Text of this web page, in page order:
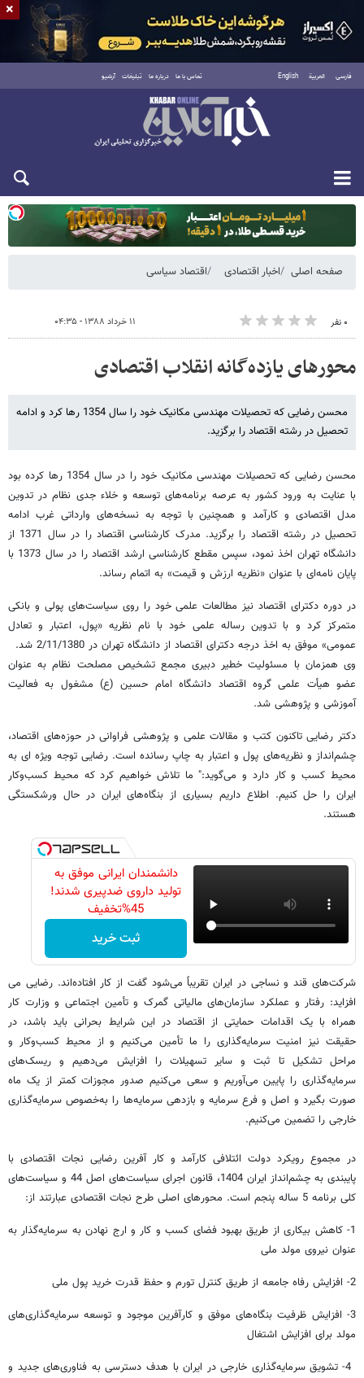
فارسی العربية English تماس با ما درباره ما تبلیغات آرشیو
دوشنبه ۱۹ مرداد ۱۴۰۵
صفحه اصلی اخبار اقتصادی اقتصاد سیاسی
۰ نفر ۱۱ خرداد ۱۳۸۸ - ۰۴:۳۵
محورهای یازده‌گانه انقلاب اقتصادی
محسن رضایی که تحصیلات مهندسی مکانیک خود را سال 1354 رها کرد و ادامه
تحصیل در رشته اقتصاد را برگزید.
محسن رضایی که تحصیلات مهندسی مکانیک خود را در سال 1354 رها کرده بود
با عنایت به ورود کشور به عرصه برنامه‌های توسعه و خلاء جدی نظام در تدوین
مدل اقتصادی و کارآمد و همچنین با توجه به نسخه‌های وارداتی غرب ادامه
تحصیل در رشته اقتصاد را برگزید. مدرک کارشناسی اقتصاد را در سال 1371 از
دانشگاه تهران اخذ نمود، سپس مقطع کارشناسی ارشد اقتصاد را در سال 1373 با
پایان‌ نامه‌ای با عنوان «نظریه ارزش و قیمت» به اتمام رساند.
در دوره دکترای اقتصاد نیز مطالعات علمی خود را روی سیاست‌های پولی و بانکی
متمرکز کرد و با تدوین رساله علمی خود با نام نظریه «پول، اعتبار و تعادل
عمومی» موفق به اخذ درجه دکترای اقتصاد از دانشگاه تهران در 2/11/1380 شد.
وی همزمان با مسئولیت خطیر دبیری مجمع تشخیص مصلحت نظام به عنوان
عضو هیأت علمی گروه اقتصاد دانشگاه امام حسین (ع) مشغول به فعالیت
آموزشی و پژوهشی شد.
دکتر رضایی تاکنون کتب و مقالات علمی و پژوهشی فراوانی در حوزه‌های اقتصاد،
چشم‌‌انداز و نظریه‌های پول و اعتبار به چاپ رسانده است. رضایی توجه وی‍ژه ای به
محیط کسب و کار دارد و می‌گوید:" ما تلاش خواهیم کرد که محیط کسب‌وکار
ایران را حل کنیم. اطلاع داریم بسیاری از بنگاه‌های ایران در حال ورشکستگی
هستند.
دانشمندان ایرانی موفق به
تولید داروی ضدپیری شدند!
45%تخفیف
ثبت خرید
شرکت‌های قند و نساجی در ایران تقریباً می‌شود گفت از کار افتاده‌اند. رضایی می
افزاید: رفتار و عملکرد سازمان‌های مالیاتی گمرک و تأمین اجتماعی و وزارت کار
همراه با یک اقدامات حمایتی از اقتصاد در این شرایط بحرانی باید باشد، در
حقیقت نیز امنیت سرمایه‌گذاری را ما تأمین می‌کنیم و از محیط کسب‌وکار و
مراحل تشکیل تا ثبت و سایر تسهیلات را افزایش می‌دهیم و ریسک‌های
سرمایه‌گذاری را پایین می‌آوریم و سعی می‌کنیم صدور مجوزات کمتر از یک ماه
صورت بگیرد و اصل و فرع سرمایه و بازدهی سرمایه‌ها را به‌خصوص سرمایه‌گذاری
خارجی را تضمین می‌کنیم.
در مجموع رویکرد دولت ائتلافی کارآمد و کار آفرین رضایی نجات اقتصادی با
پایبندی به چشم‌انداز ایران 1404، قانون اجرای سیاست‌های اصل 44 و سیاست‌های
کلی برنامه 5 ساله پنجم است. محورهای اصلی طرح نجات اقتصادی عبارتند‌ از:
1- کاهش بیکاری از طریق بهبود فضای کسب و کار و ارج نهادن به سرمایه‌گذار به
عنوان نیروی مولد ملی
2- افزایش رفاه جامعه از طریق کنترل تورم و حفظ قدرت خرید پول ملی
3- افزایش ظرفیت بنگاه‌های موفق و کارآفرین موجود و توسعه سرمایه‌گذاری‌های
مولد برای افزایش اشتغال
4- تشویق سرمایه‌گذاری خارجی در ایران با هدف دسترسی به فناوری‌های جدید و
×